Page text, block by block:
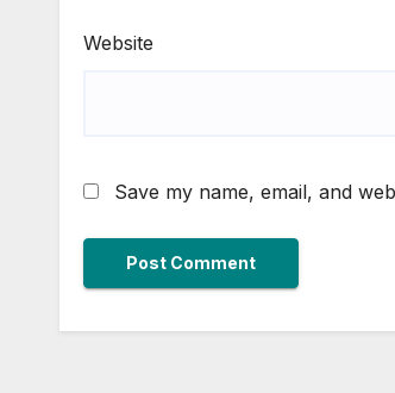
Website
Save my name, email, and